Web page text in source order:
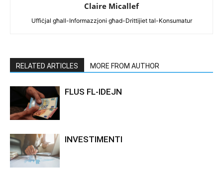
Claire Micallef
Uffiċjal għall-Informazzjoni għad-Drittijiet tal-Konsumatur
RELATED ARTICLES MORE FROM AUTHOR
FLUS FL-IDEJN
INVESTIMENTI